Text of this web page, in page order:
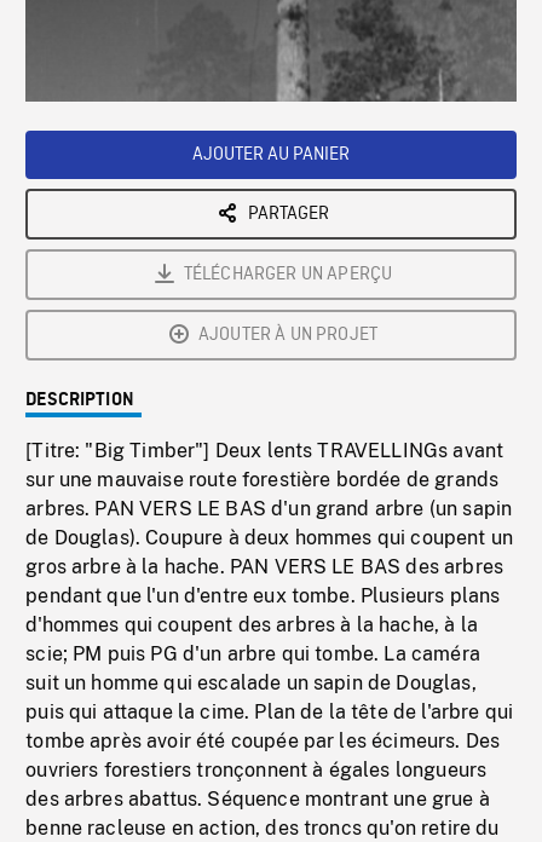
Loaded:
Playback
AJOUTER AU PANIER
PARTAGER
TÉLÉCHARGER UN APERÇU
AJOUTER À UN PROJET
DESCRIPTION
[Titre: "Big Timber"] Deux lents TRAVELLINGs avant
sur une mauvaise route forestière bordée de grands
arbres. PAN VERS LE BAS d'un grand arbre (un sapin
de Douglas). Coupure à deux hommes qui coupent un
gros arbre à la hache. PAN VERS LE BAS des arbres
pendant que l'un d'entre eux tombe. Plusieurs plans
d'hommes qui coupent des arbres à la hache, à la
scie; PM puis PG d'un arbre qui tombe. La caméra
suit un homme qui escalade un sapin de Douglas,
puis qui attaque la cime. Plan de la tête de l'arbre qui
tombe après avoir été coupée par les écimeurs. Des
ouvriers forestiers tronçonnent à égales longueurs
des arbres abattus. Séquence montrant une grue à
benne racleuse en action, des troncs qu'on retire du